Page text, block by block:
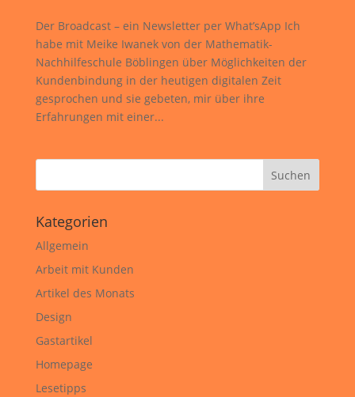
Der Broadcast – ein Newsletter per What’sApp Ich
habe mit Meike Iwanek von der Mathematik-
Nachhilfeschule Böblingen über Möglichkeiten der
Kundenbindung in der heutigen digitalen Zeit
gesprochen und sie gebeten, mir über ihre
Erfahrungen mit einer...
Kategorien
Allgemein
Arbeit mit Kunden
Artikel des Monats
Design
Gastartikel
Homepage
Lesetipps